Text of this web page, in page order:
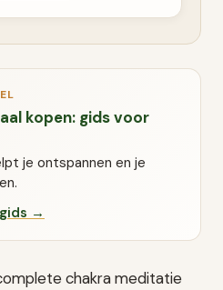
kopen: gids voor
je ontspannen en je
→
chakra meditatie